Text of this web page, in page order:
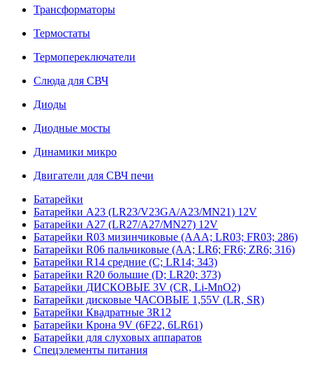
Трансформаторы
Термостаты
Термопереключатели
Слюда для СВЧ
Диоды
Диодные мосты
Динамики микро
Двигатели для СВЧ печи
Батарейки
Батарейки A23 (LR23/V23GA/A23/MN21) 12V
Батарейки A27 (LR27/A27/MN27) 12V
Батарейки R03 мизинчиковые (AAA; LR03; FR03; 286)
Батарейки R06 пальчиковые (AA; LR6; FR6; ZR6; 316)
Батарейки R14 средние (C; LR14; 343)
Батарейки R20 большие (D; LR20; 373)
Батарейки ДИСКОВЫЕ 3V (CR, Li-MnO2)
Батарейки дисковые ЧАСОВЫЕ 1,55V (LR, SR)
Батарейки Квадратные 3R12
Батарейки Крона 9V (6F22, 6LR61)
Батарейки для слуховых аппаратов
Спецэлементы питания